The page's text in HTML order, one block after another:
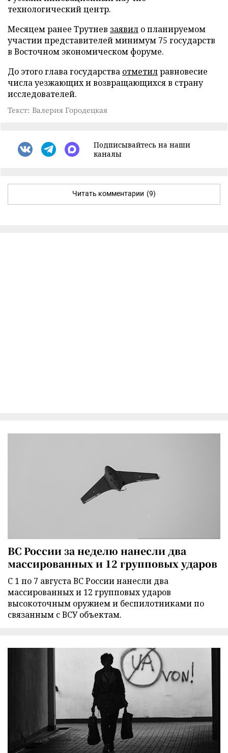
технологический центр.
Месяцем ранее Трутнев заявил о планируемом
участии представителей минимум 75 государств
в Восточном экономическом форуме.
До этого глава государства отметилравновесие
числа уезжающих и возвращающихся в страну
исследователей.
Текст: Валерия Городецкая
Подписывайтесь на наши
каналы
Читать комментарии (9)
ВС России за неделю нанесли два
массированных и 12 групповых ударов
С 1 по 7 августа ВС России нанесли два
массированных и 12 групповых ударов
высокоточным оружием и беспилотниками по
связанным с ВСУ объектам.